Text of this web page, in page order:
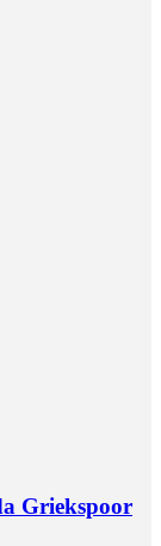
Griekspoor